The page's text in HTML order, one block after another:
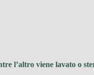
l’altro viene lavato o